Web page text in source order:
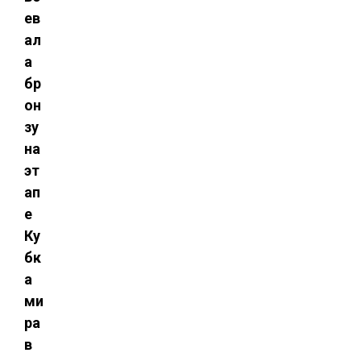
ев
ал
а
бр
он
зу
на
эт
ап
е
Ку
бк
а
ми
ра
в